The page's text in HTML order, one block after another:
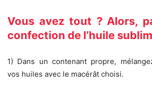
Vous avez tout ? Alors,
confection de l’huile
1) Dans un contenant propre,
vos huiles avec le macérât choisi.